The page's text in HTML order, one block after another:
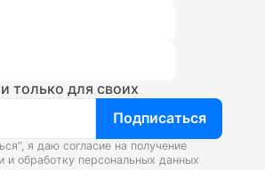
только для своих
Подписаться
я даю согласие на получение
и обработку персональных данных